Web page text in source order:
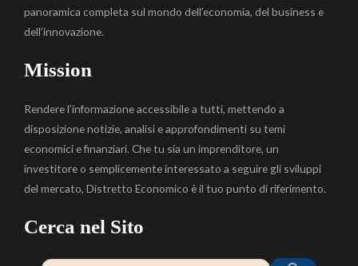
panoramica completa sul mondo dell’economia, del business e
dell’innovazione.
Mission
Rendere l’informazione accessibile a tutti, mettendo a
disposizione notizie, analisi e approfondimenti su temi
economici e finanziari. Che tu sia un imprenditore, un
investitore o semplicemente interessato a seguire gli sviluppi
del mercato, Distretto Economico è il tuo punto di riferimento.
Cerca nel Sito